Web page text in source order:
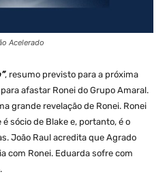
Acelerado
, resumo previsto para a próxima
afastar Ronei do Grupo Amaral.
grande revelação de Ronei. Ronei
sócio de Blake e, portanto, é o
João Raul acredita que Agrado
com Ronei. Eduarda sofre com